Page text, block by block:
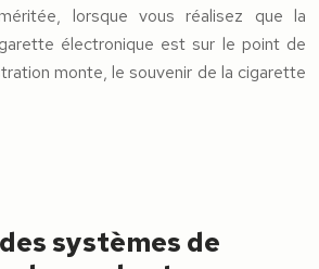
lorsque vous réalisez que la
électronique est sur le point de
monte, le souvenir de la cigarette
systèmes de